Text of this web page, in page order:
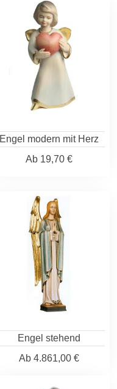
Engel modern mit Herz
Ab19,70 €
Engel stehend
Ab4.861,00 €